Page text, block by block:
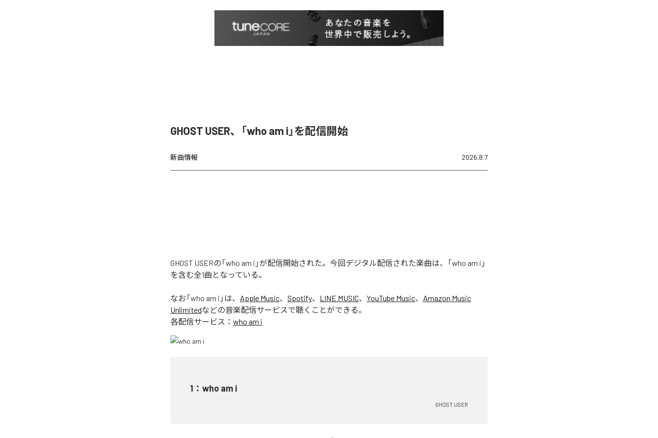
GHOST USER、「who am i」を配信開始
新曲情報 2026.8.7
GHOST USERの「who am i」が配信開始された。今回デジタル配信された楽曲は、「who am i」
を含む全1曲となっている。
なお「who am i 」は、 Apple Music、 Spotify、 LINE MUSIC、 YouTube Music、 Amazon Music
Unlimitedなどの音楽配信サービスで聴くことができる。
各配信サービス： who am i
1 ： who am i
GHOST USER